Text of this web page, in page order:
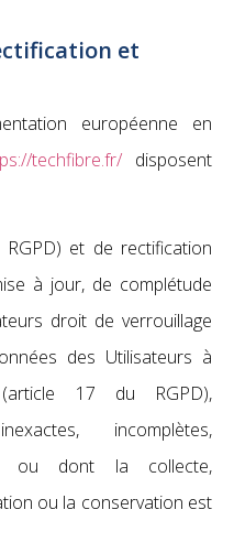
et
européenne en
techfibre.fr/ disposent
et de rectification
à jour, de complétude
droit de verrouillage
des Utilisateurs à
17 du RGPD),
incomplètes,
ou dont la collecte,
ou la conservation est